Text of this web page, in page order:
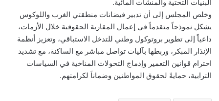
البنيات التحتية والمنشآت المائية.
وخلص المجلس إلى أن تدبير فيضانات منطقتي الغرب واللوكوس
يشكل نموذجاً متقدماً في إعمال المقاربة الحقوقية خلال الأزمات،
داعياً إلى تطوير بروتوكول وطني للتدخل الاستباقي، وتعزيز أنظمة
الإنذار المبكر، وربطها بآليات تواصل مباشر مع الساكنة، مع تشديد
احترام قوانين التعمير وإدماج التحولات المناخية في السياسات
الترابية، حمايةً لحقوق المواطنين وضماناً لكرامتهم.